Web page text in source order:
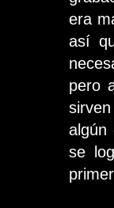
era
así
pero
algún
se